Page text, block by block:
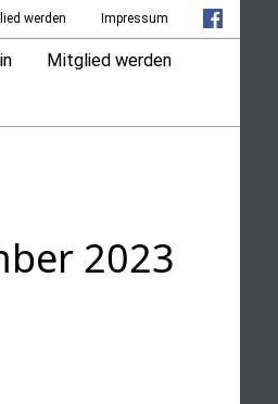
Impressum
werden
Mitglied werden
2023